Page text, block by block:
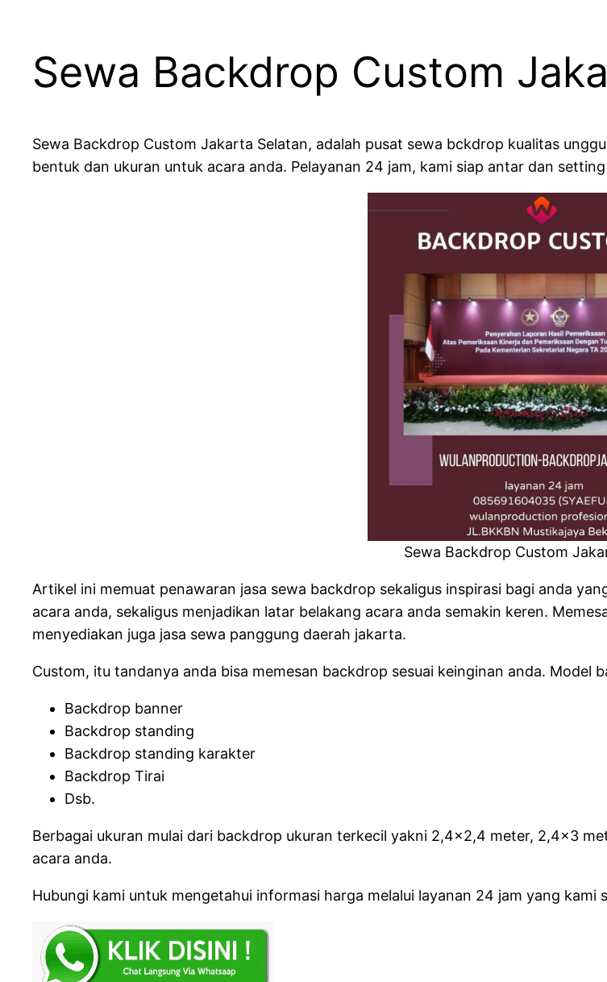
Sewa Backdrop Custom
Sewa Backdrop Custom Jakarta Selatan, adalah pusat sewa bckdrop kualitas
bentuk dan ukuran untuk acara anda. Pelayanan 24 jam, kami siap antar dan
Sewa Backdrop Custom
Artikel ini memuat penawaran jasa sewa backdrop sekaligus inspirasi bagi anda
acara anda, sekaligus menjadikan latar belakang acara anda semakin keren.
menyediakan juga jasa sewa panggung daerah jakarta.
Custom, itu tandanya anda bisa memesan backdrop sesuai keinginan anda. Model
Backdrop banner
Backdrop standing
Backdrop standing karakter
Backdrop Tirai
Dsb.
Berbagai ukuran mulai dari backdrop ukuran terkecil yakni 2,4×2,4 meter, 2,4×3
acara anda.
Hubungi kami untuk mengetahui informasi harga melalui layanan 24 jam yang kami